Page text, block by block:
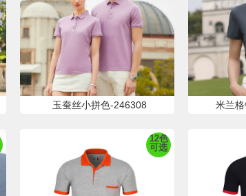
玉蚕丝小拼色-246308 米兰
12色
可选